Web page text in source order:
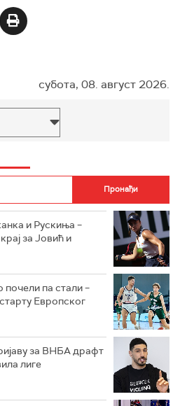
субота, 08. август 2026.
и Рускиња –
за Јовић и
почели па стали –
Европског
за ВНБА драфт
лиге